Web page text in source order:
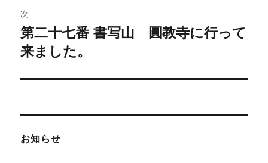
ビ
ゲ
ー
シ
ン
稿:
次
次
の
稿:
第二十七番 書写山 圓教寺に行って
来ました。
お知らせ